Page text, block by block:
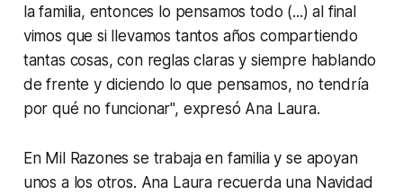
la familia, entonces lo pensamos todo (...) al final
vimos que si llevamos tantos años compartiendo
tantas cosas, con reglas claras y siempre hablando
de frente y diciendo lo que pensamos, no tendría
por qué no funcionar", expresó Ana Laura.
En Mil Razones se trabaja en familia y se apoyan
unos a los otros. Ana Laura recuerda una Navidad